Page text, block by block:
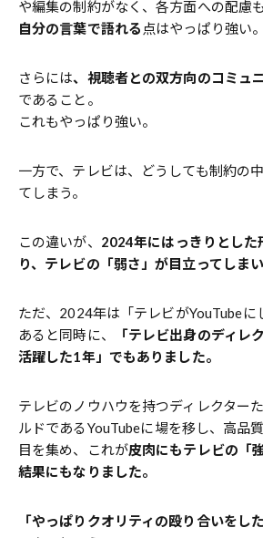
や編集の制約がなく、各方面への配慮
自分の言葉で語れる 点はやっぱり強い。
さらには、視聴者との双方向のコミュ
であること。
これもやっぱり強い。
一方で、テレビは、どうしても制約の
てしまう。
この違いが、 2024年にはっきりとした
り、テレビの「弱さ」が目立ってしまい
ただ、2024年は「テレビがYouTubeに
あると同時に、
「テレビ出身のディレ
活躍した1年」でもありました。
テレビのノウハウを持つディレクター
ルドであるYouTubeに場を移し、高品
目を集め、これが皮肉にもテレビの「
結果にもなりました。
「やっぱりクオリティの殴り合いをし